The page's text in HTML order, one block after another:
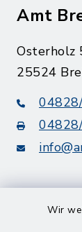
Wir
Amt
Osterholz
25524